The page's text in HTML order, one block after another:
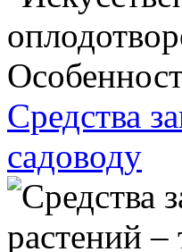
Средства
садоводу